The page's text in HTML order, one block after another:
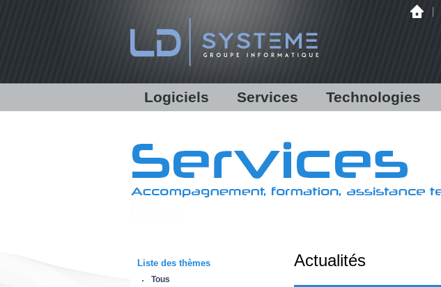
Logiciels
LDPaye
LDNégoce
Modules additionnels
Services
Formations
Support
Assistance en ligne /
Technologies
Infrastructure
Matériels
Hébergement
Sauvegarde déportée
Liste des thèmes
Tous
Actualités